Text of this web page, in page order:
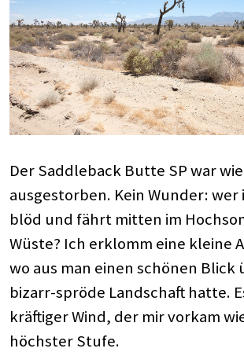
Der Saddleback Butte SP war wie
ausgestorben. Kein Wunder: wer
blöd und fährt mitten im
Wüste? Ich erklomm eine kleine
wo aus man einen schönen Blick
bizarr-spröde Landschaft hatte.
kräftiger Wind, der mir vorkam
höchster Stufe.